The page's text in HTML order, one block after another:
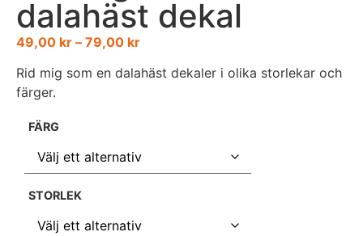
dalahäst dekal
49,00 kr – 79,00 kr
Rid mig som en dalahäst dekaler i olika storlekar och
färger.
FÄRG
STORLEK